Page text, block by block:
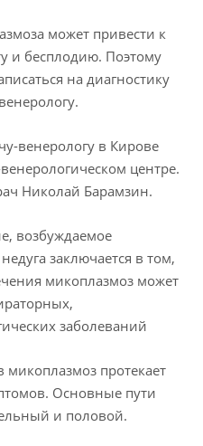
может привести к
и бесплодию. Поэтому
на диагностику
венерологу в Кирове
центре.
Николай Барамзин.
возбуждаемое
заключается в том,
микоплазмоз может
заболеваний
микоплазмоз протекает
Основные пути
и половой.